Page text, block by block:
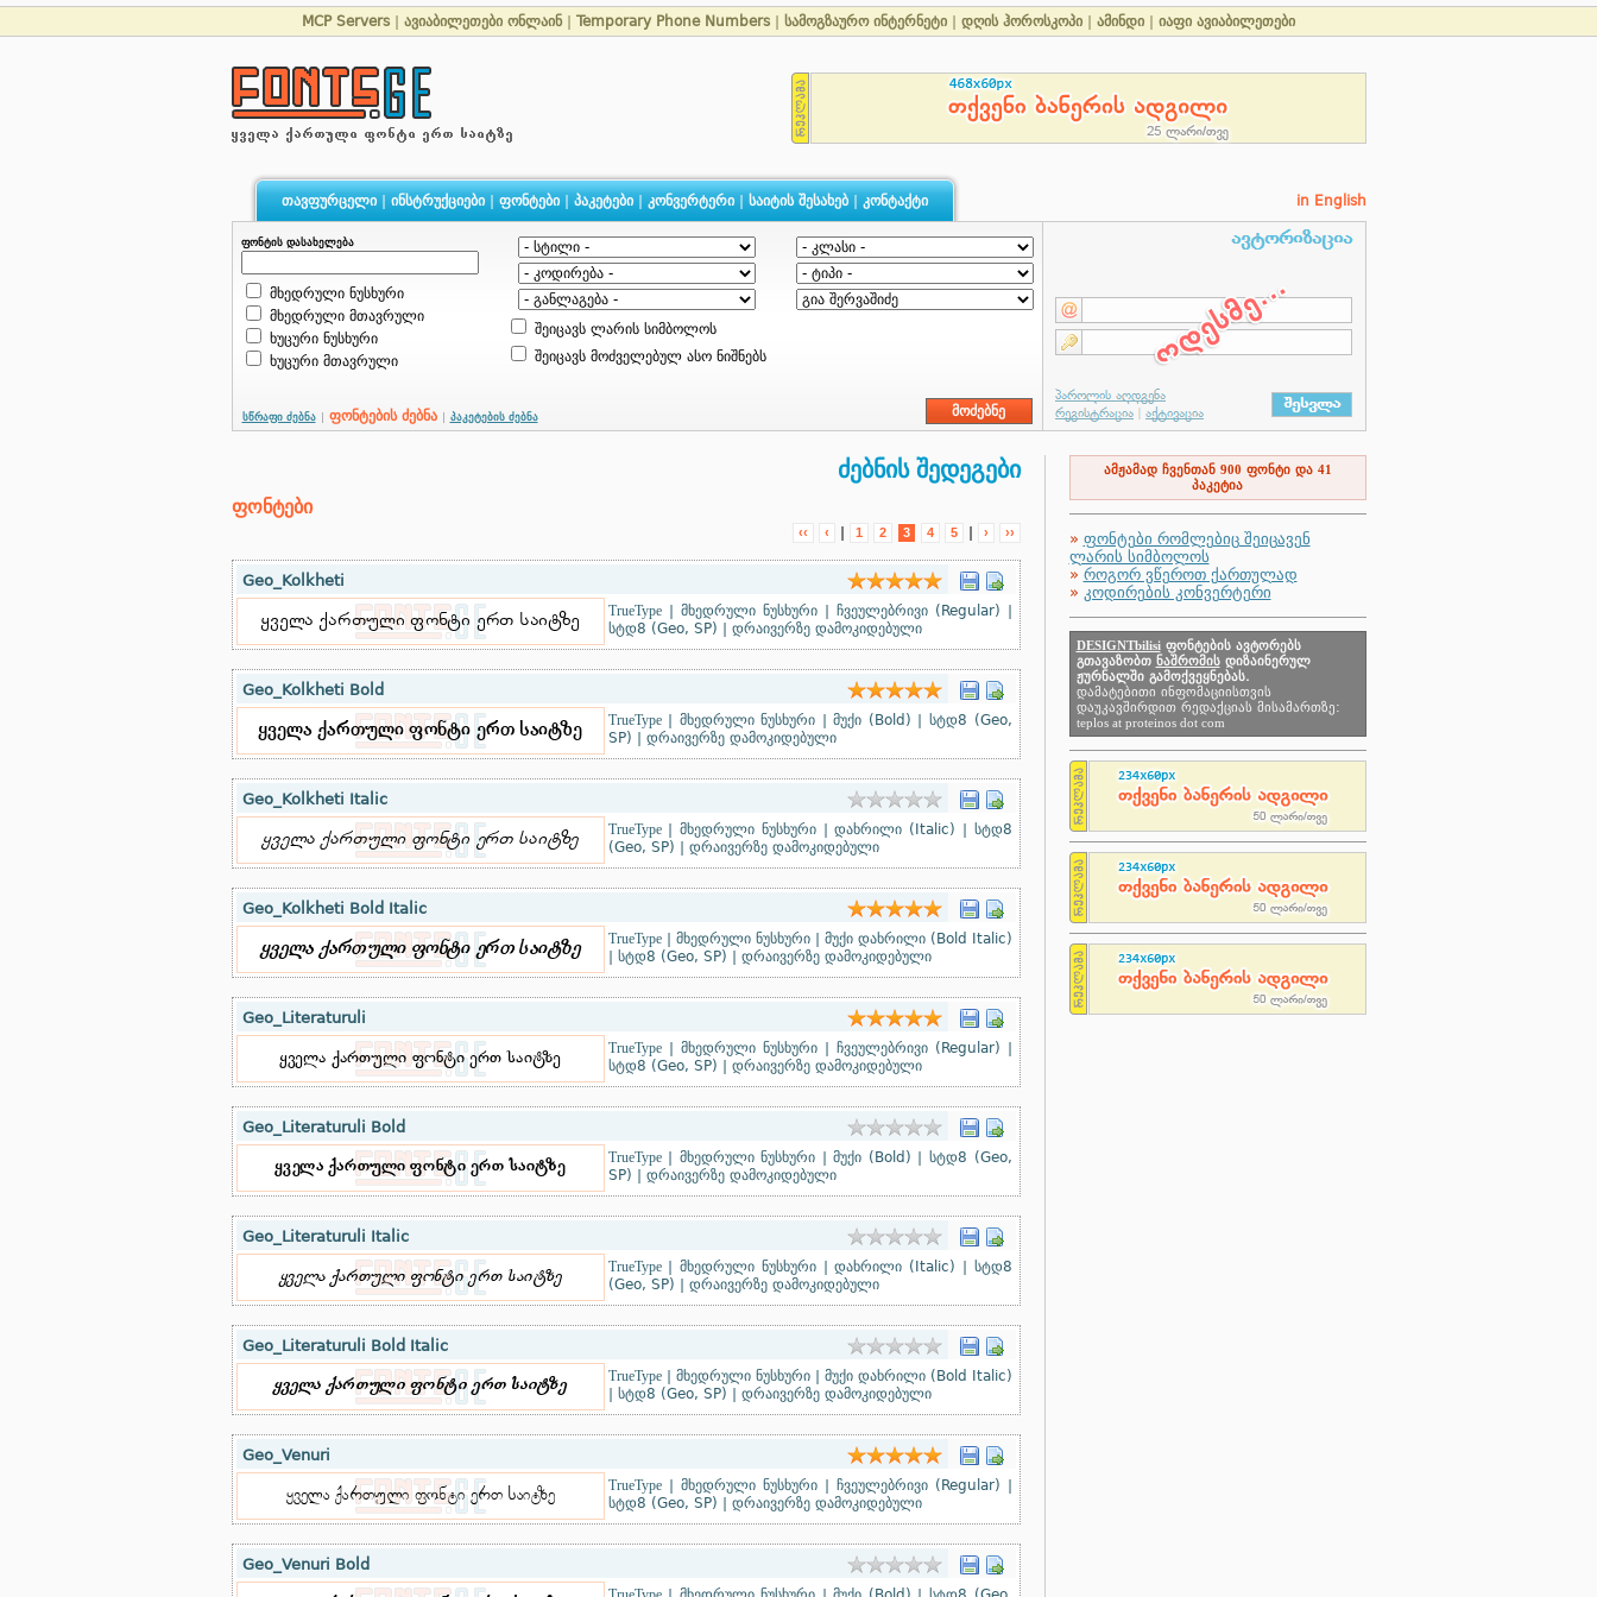
MCP Servers ავიაბილეთები ონლაინ Temporary Phone Numbers სამოგზაურო ინტერნეტი დღის ჰოროსკოპი ამინდი იაფი ავიაბილეთები
თავფურცელი| ინსტრუქციები| ფონტები| პაკეტები| კონვერტერი| საიტის შესახებ| კონტაქტი in English
ფონტის დასახელება
მხედრული ნუსხური
მხედრული მთავრული
ხუცური ნუსხური
ხუცური მთავრული
შეიცავს ლარის სიმბოლოს
შეიცავს მოძველებულ ასო ნიშნებს
სწრაფი ძებნა ფონტების ძებნა პაკეტების ძებნა
ძებნის შედეგები
ფონტები
‹‹ ‹ 1 2 3 4 5 › ››
Geo_Kolkheti
TrueType| მხედრული ნუსხური| ჩვეულებრივი (Regular)
სტდ8 (Geo, SP)
დრაივერზე დამოკიდებული
Geo_Kolkheti Bold
TrueType| მხედრული ნუსხური |მუქი (Bold)
სტდ8 (Geo,
SP)
დრაივერზე დამოკიდებული
Geo_Kolkheti Italic
TrueType| მხედრული ნუსხური|დახრილი (Italic)
სტდ8
(Geo, SP)
დრაივერზე დამოკიდებული
Geo_Kolkheti Bold Italic
TrueType| მხედრული ნუსხური| მუქი დახრილი (Bold Italic)
სტდ8 (Geo, SP) დრაივერზე დამოკიდებული
Geo_Literaturuli
TrueType| მხედრული ნუსხური| ჩვეულებრივი (Regular)
სტდ8 (Geo, SP)
დრაივერზე დამოკიდებული
Geo_Literaturuli Bold
TrueType| მხედრული ნუსხური |მუქი (Bold)
სტდ8 (Geo,
SP)
დრაივერზე დამოკიდებული
Geo_Literaturuli Italic
TrueType| მხედრული ნუსხური|დახრილი (Italic)
სტდ8
(Geo, SP)
დრაივერზე დამოკიდებული
Geo_Literaturuli Bold Italic
TrueType| მხედრული ნუსხური| მუქი დახრილი (Bold Italic)
სტდ8 (Geo, SP) დრაივერზე დამოკიდებული
Geo_Venuri
TrueType| მხედრული ნუსხური| ჩვეულებრივი (Regular)
სტდ8 (Geo, SP)
დრაივერზე დამოკიდებული
Geo_Venuri Bold
ამჟამად ჩვენთან 900 ფონტი და 41
პაკეტია
» ფონტები რომლებიც შეიცავენ
ლარის სიმბოლოს
» როგორ ვწეროთ ქართულად
» კოდირების კონვერტერი
DESIGNTbilisiფონტების ავტორებს
გთავაზობთ ნაშრომისდიზაინერულ
ჟურნალში გამოქვეყნებას.
დამატებითი ინფომაციისთვის
დაუკავშირდით რედაქციას მისამართზე:
teplos at proteinos dot com